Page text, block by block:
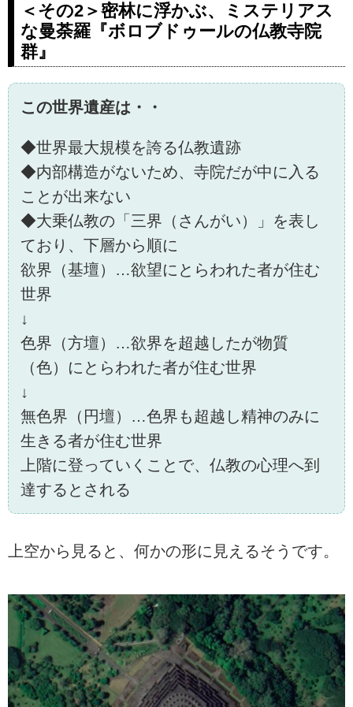
＜その2＞密林に浮かぶ、ミステリアス
な曼荼羅『ボロブドゥールの仏教寺院
群』
この世界遺産は・・
◆世界最大規模を誇る仏教遺跡
◆内部構造がないため、寺院だが中に入る
ことが出来ない
◆大乗仏教の「三界（さんがい）」を表し
ており、下層から順に
欲界（基壇）…欲望にとらわれた者が住む
世界
↓
色界（方壇）…欲界を超越したが物質
（色）にとらわれた者が住む世界
↓
無色界（円壇）…色界も超越し精神のみに
生きる者が住む世界
上階に登っていくことで、仏教の心理へ到
達するとされる
上空から見ると、何かの形に見えるそうです。